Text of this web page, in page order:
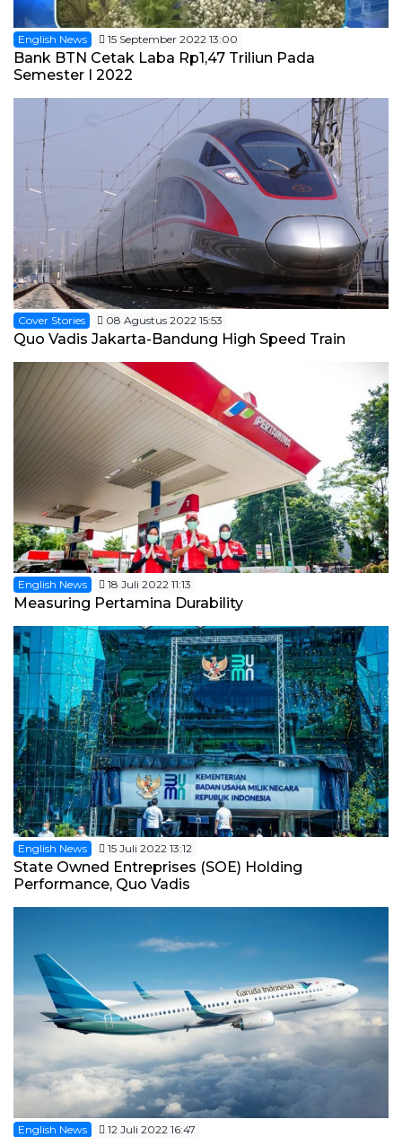
English News 15 September 2022 13:00
Bank BTN Cetak Laba Rp1,47 Triliun Pada
Semester I 2022
Cover Stories 08 Agustus 2022 15:53
Quo Vadis Jakarta-Bandung High Speed Train
English News 18 Juli 2022 11:13
Measuring Pertamina Durability
English News 15 Juli 2022 13:12
State Owned Entreprises (SOE) Holding
Performance, Quo Vadis
English News 12 Juli 2022 16:47